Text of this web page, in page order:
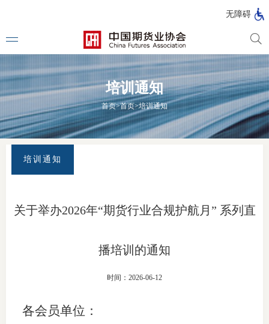
无障碍
法律法
行政法
自律规
培训通知
首页>首页>培训通知
培训通知
关于举办2026年“期货行业合规护航月” 系列直
播培训的通知
时间：2026-06-12
各会员单位 ：
市
货
司
险
理
司
产
理
司
投